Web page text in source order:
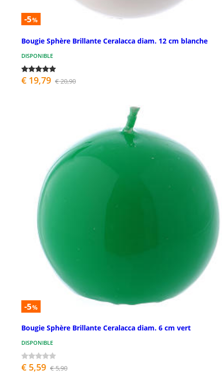
-5%
Bougie Sphère Brillante Ceralacca diam. 12 cm blanche
DISPONIBLE
€ 19,79 € 20,90
-5%
Bougie Sphère Brillante Ceralacca diam. 6 cm vert
DISPONIBLE
€ 5,59 € 5,90